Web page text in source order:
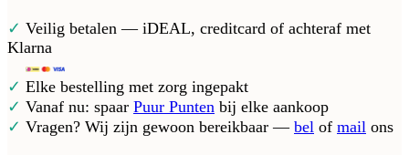
✓ Veilig betalen — iDEAL, creditcard of achteraf met
Klarna
✓ Elke bestelling met zorg ingepakt
✓ Vanaf nu: spaar Puur Punten bij elke aankoop
✓ Vragen? Wij zijn gewoon bereikbaar — bel of mail ons